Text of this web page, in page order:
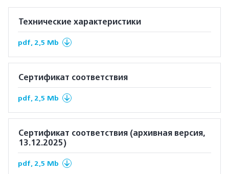
Технические характеристики
pdf, 2,5 Mb
Сертификат соответствия
pdf, 2,5 Mb
Сертификат соответствия (архивная версия,
13.12.2025)
pdf, 2,5 Mb